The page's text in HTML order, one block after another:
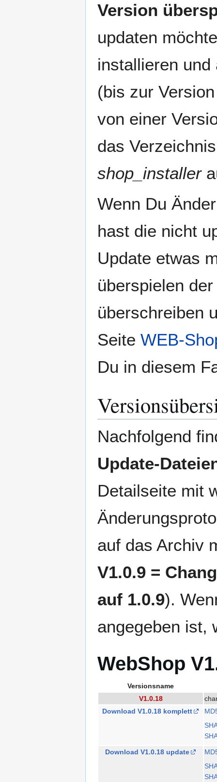
Version
updaten
installieren
(bis zur
von einer
das
shop_installer
Wenn Du
hast die nicht
Update etwas
überspielen
überschreiben
Seite WEB-
Du in diesem
Nachfolgend
Update-
Detailseite mit
auf das Archiv
V1.0.9 =
auf 1.0.9).
angegeben ist,
WebShop
Versionsname
V1.0.18
Download V1.0.18 komplett
Download V1.0.18 update